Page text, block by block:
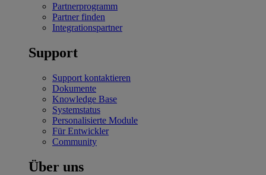
Partnerprogramm
Partner finden
Integrationspartner
Support
Support kontaktieren
Dokumente
Knowledge Base
Systemstatus
Personalisierte Module
Für Entwickler
Community
Über uns